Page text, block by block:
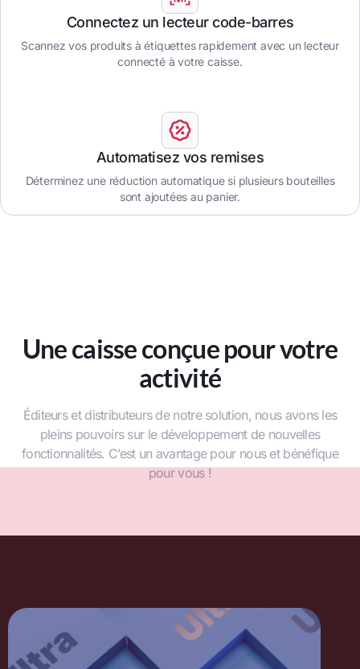
Connectez un lecteur code-barres
Scannez vos produits à étiquettes rapidement avec un lecteur
connecté à votre caisse.
Automatisez vos remises
Déterminez une réduction automatique si plusieurs bouteilles
sont ajoutées au panier.
Une caisse conçue pour votre
activité
Éditeurs et distributeurs de notre solution, nous avons les
pleins pouvoirs sur le développement de nouvelles
fonctionnalités. C’est un avantage pour nous et bénéfique
pour vous !